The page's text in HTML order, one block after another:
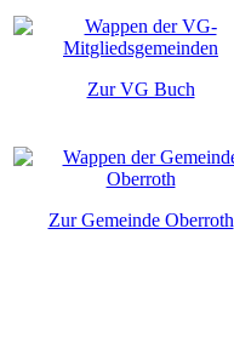
Zur VG Buch
Zur Gemeinde Oberroth